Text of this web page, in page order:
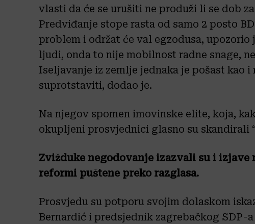
vlasti da će se urušiti ne produži li se dob
Predviđanje stope rasta od samo 2 posto
problem i održat će val egzodusa, upozorio
ljudi, onda to nije mobilnost radne snage,
Iseljavanje iz zemlje jednaka je pošast kao
suprotstaviti, dodao je.
Na njegov spomen imovinske elite, koja,
okupljeni prosvjednici glasno su skandirali
Zvižduke negodovanje izazvali su i
reformi puštene preko razglasa.
Prosvjedu su potporu svojim dolaskom
Bernardić i predsjednik zagrebačkog SDP-